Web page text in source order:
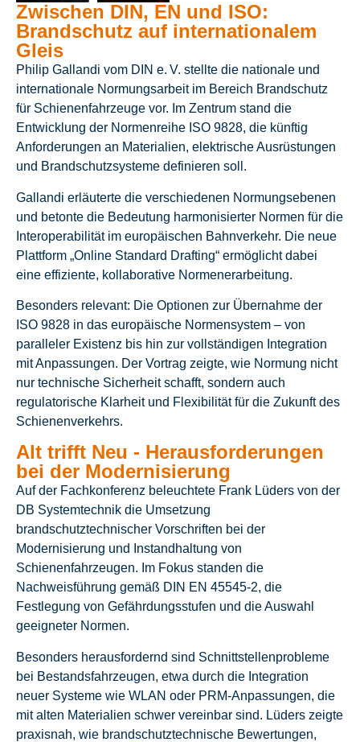
Zwischen DIN, EN und ISO:
Brandschutz auf internationalem
Gleis
Philip Gallandi vom DIN e. V. stellte die nationale und
internationale Normungsarbeit im Bereich Brandschutz
für Schienenfahrzeuge vor. Im Zentrum stand die
Entwicklung der Normenreihe ISO 9828, die künftig
Anforderungen an Materialien, elektrische Ausrüstungen
und Brandschutzsysteme definieren soll.
Gallandi erläuterte die verschiedenen Normungsebenen
und betonte die Bedeutung harmonisierter Normen für die
Interoperabilität im europäischen Bahnverkehr. Die neue
Plattform „Online Standard Drafting“ ermöglicht dabei
eine effiziente, kollaborative Normenerarbeitung.
Besonders relevant: Die Optionen zur Übernahme der
ISO 9828 in das europäische Normensystem – von
paralleler Existenz bis hin zur vollständigen Integration
mit Anpassungen. Der Vortrag zeigte, wie Normung nicht
nur technische Sicherheit schafft, sondern auch
regulatorische Klarheit und Flexibilität für die Zukunft des
Schienenverkehrs.
Alt trifft Neu - Herausforderungen
bei der Modernisierung
Auf der Fachkonferenz beleuchtete Frank Lüders von der
DB Systemtechnik die Umsetzung
brandschutztechnischer Vorschriften bei der
Modernisierung und Instandhaltung von
Schienenfahrzeugen. Im Fokus standen die
Nachweisführung gemäß DIN EN 45545-2, die
Festlegung von Gefährdungsstufen und die Auswahl
geeigneter Normen.
Besonders herausfordernd sind Schnittstellenprobleme
bei Bestandsfahrzeugen, etwa durch die Integration
neuer Systeme wie WLAN oder PRM-Anpassungen, die
mit alten Materialien schwer vereinbar sind. Lüders zeigte
praxisnah, wie brandschutztechnische Bewertungen,